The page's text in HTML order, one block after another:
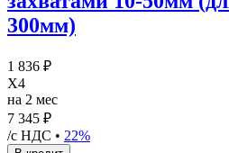
300мм)
1 836 ₽
X4
на 2 мес
7 345 ₽
/с НДС • 22%